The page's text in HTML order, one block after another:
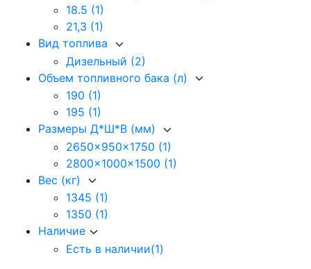
18.5 (1)
21,3 (1)
Вид топлива
Дизельный (2)
Объем топливного бака (л)
190 (1)
195 (1)
Размеры Д*Ш*В (мм)
2650x950x1750 (1)
2800x1000x1500 (1)
Вес (кг)
1345 (1)
1350 (1)
Наличие
Есть в наличии(1)